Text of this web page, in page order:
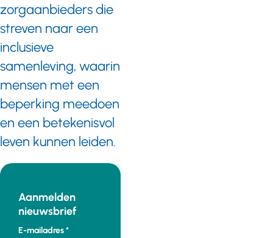
zorgaanbieders die
streven naar een
inclusieve
samenleving, waarin
mensen met een
beperking meedoen
en een betekenisvol
leven kunnen leiden.
Aanmelden
nieuwsbrief
E-mailadres